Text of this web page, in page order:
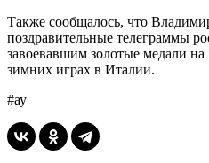
Также сообщалось, что
поздравительные телеграммы
завоевавшим золотые медали
зимних играх в Италии.
#ау